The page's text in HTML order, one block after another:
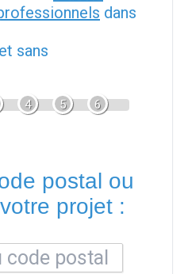
dans
sans
4 5 6
postal ou
projet :